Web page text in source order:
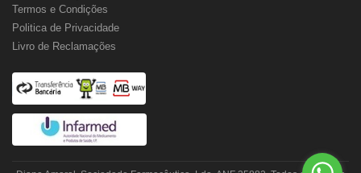
Termos e Condições
Politica de Privacidade
Livro de Reclamações